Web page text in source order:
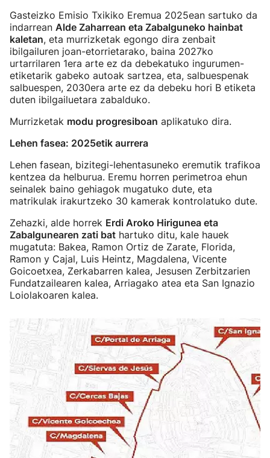
Gasteizko Emisio Txikiko Eremua 2025ean sartuko da
indarrean Alde Zaharrean eta Zabalguneko hainbat
kaletan, eta murrizketak egongo dira zenbait
ibilgailuren joan-etorrietarako, baina 2027ko
urtarrilaren 1era arte ez da debekatuko ingurumen-
etiketarik gabeko autoak sartzea, eta, salbuespenak
salbuespen, 2030era arte ez da debeku hori B etiketa
duten ibilgailuetara zabalduko.
Murrizketak modu progresiboan aplikatuko dira.
Lehen fasea: 2025etik aurrera
Lehen fasean, bizitegi-lehentasuneko eremutik trafikoa
kentzea da helburua. Eremu horren perimetroa ehun
seinalek baino gehiagok mugatuko dute, eta
matrikulak irakurtzeko 30 kamerak kontrolatuko dute.
Zehazki, alde horrek Erdi Aroko Hirigunea eta
Zabalgunearen zati bat hartuko ditu, kale hauek
mugatuta: Bakea, Ramon Ortiz de Zarate, Florida,
Ramon y Cajal, Luis Heintz, Magdalena, Vicente
Goicoetxea, Zerkabarren kalea, Jesusen Zerbitzarien
Fundatzailearen kalea, Arriagako atea eta San Ignazio
Loiolakoaren kalea.